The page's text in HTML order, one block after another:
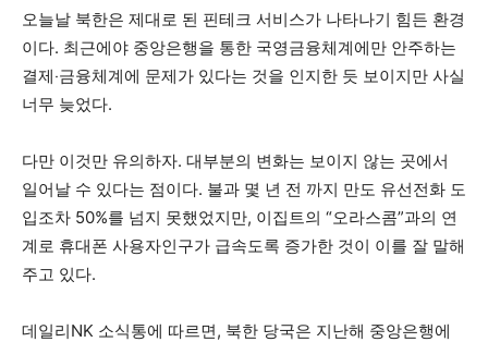
오늘날 북한은 제대로 된 핀테크 서비스가 나타나기 힘든 환경
이다. 최근에야 중앙은행을 통한 국영금융체계에만 안주하는
결제‧금융체계에 문제가 있다는 것을 인지한 듯 보이지만 사실
너무 늦었다.
다만 이것만 유의하자. 대부분의 변화는 보이지 않는 곳에서
일어날 수 있다는 점이다. 불과 몇 년 전 까지 만도 유선전화 도
입조차 50%를 넘지 못했었지만, 이집트의 “오라스콤”과의 연
계로 휴대폰 사용자인구가 급속도록 증가한 것이 이를 잘 말해
주고 있다.
데일리NK 소식통에 따르면, 북한 당국은 지난해 중앙은행에